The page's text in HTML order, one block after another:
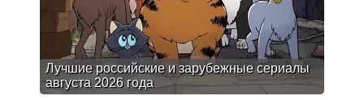
Лучшие российские и зарубежные сериалы
августа 2026 года